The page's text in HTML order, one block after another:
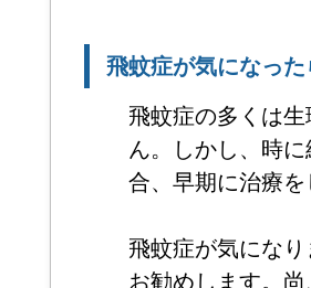
飛蚊症が気になった
飛蚊症の多くは
ん。しかし、時
合、早期に治療を
飛蚊症が気にな
お勧めします。